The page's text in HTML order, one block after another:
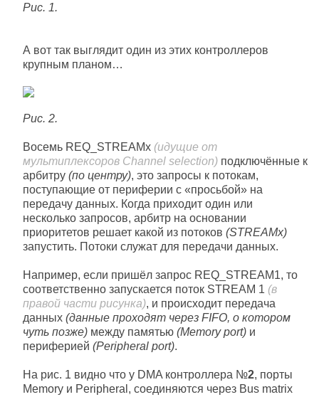
Рис. 1.
А вот так выглядит один из этих контроллеров
крупным планом…
Рис. 2.
Восемь REQ_STREAMx (идущие от
мультиплексоров Channel selection) подключённые к
арбитру (по центру), это запросы к потокам,
поступающие от периферии с «просьбой» на
передачу данных. Когда приходит один или
несколько запросов, арбитр на основании
приоритетов решает какой из потоков (STREAMх)
запустить. Потоки служат для передачи данных.
Например, если пришёл запрос REQ_STREAM1, то
соответственно запускается поток STREAM 1 (в
правой части рисунка), и происходит передача
данных (данные проходят через FIFO, о котором
чуть позже) между памятью (Memory port) и
периферией (Peripheral port).
На рис. 1 видно что у DMA контроллера №2, порты
Memory и Peripheral, соединяются через Bus matrix